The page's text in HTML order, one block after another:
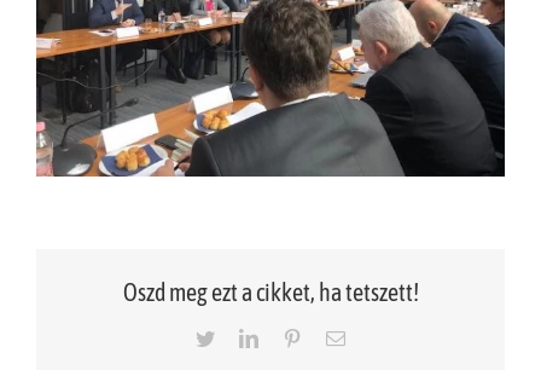
Oszd meg ezt a cikket, ha tetszett!
TwitterLinkedInPinterestEmail